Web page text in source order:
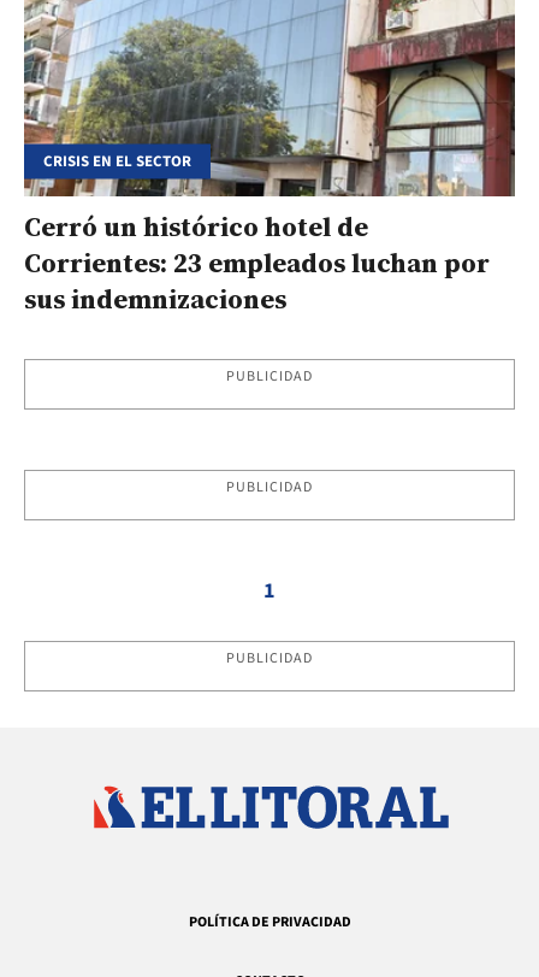
CRISIS EN EL SECTOR
Cerró un histórico hotel de
Corrientes: 23 empleados luchan por
sus indemnizaciones
PUBLICIDAD
PUBLICIDAD
1
PUBLICIDAD
POLÍTICA DE PRIVACIDAD